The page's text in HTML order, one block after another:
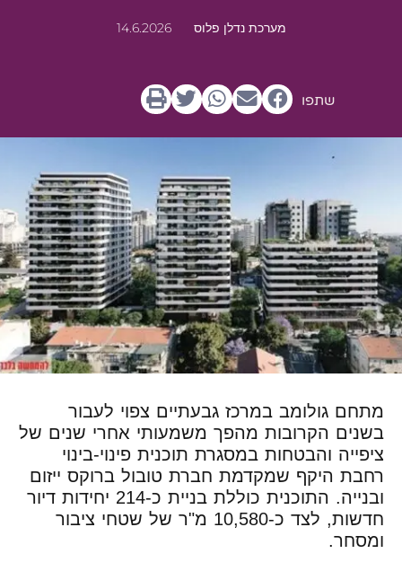
מערכת נדלן פלוס 14.6.2026
שתפו
מתחם גולומב במרכז גבעתיים צפוי לעבור
בשנים הקרובות מהפך משמעותי אחרי שנים של
ציפייה והבטחות במסגרת תוכנית פינוי-בינוי
רחבת היקף שמקדמת חברת טובול ברוקס ייזום
ובנייה. התוכנית כוללת בניית כ-214 יחידות דיור
חדשות, לצד כ-10,580 מ"ר של שטחי ציבור
ומסחר.